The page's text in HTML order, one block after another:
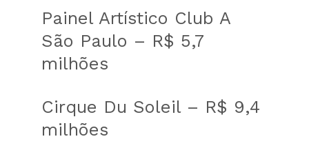
Painel Artístico Club A
São Paulo – R$ 5,7
milhões
Cirque Du Soleil – R$ 9,4
milhões